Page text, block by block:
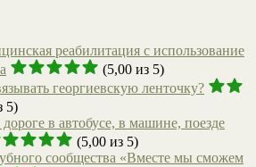
реабилитация с использование
(5,00 из 5)
георгиевскую ленточку?
5)
в автобусе, в машине, поезде
(5,00 из 5)
сообщества «Вместе мы сможем